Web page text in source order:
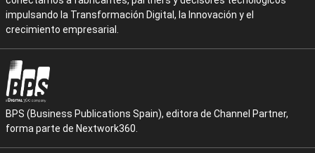
impulsando la Transformación Digital, la Innovación y el
crecimiento empresarial.
BPS (Business Publications Spain), editora de Channel Partner,
forma parte de Nextwork360.